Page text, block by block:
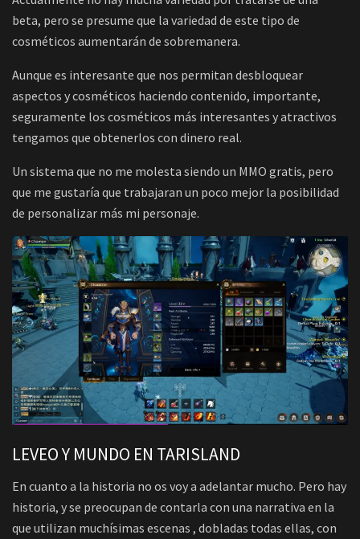
beta, pero se presume que la variedad de este tipo de
cosméticos aumentarán de sobremanera.
Aunque es interesante que nos permitan desbloquear
aspectos y cosméticos haciendo contenido, importante,
seguramente los cosméticos más interesantes y atractivos
tengamos que obtenerlos con dinero real.
Un sistema que no me molesta siendo un MMO gratis, pero
que me gustaría que trabajaran un poco mejor la posibilidad
de personalizar más mi personaje.
LEVEO Y MUNDO EN TARISLAND
En cuanto a la historia no os voy a adelantar mucho. Pero hay
historia, y se preocupan de contarla con una narrativa en la
que utilizan muchísimas escenas , dobladas todas ellas, con